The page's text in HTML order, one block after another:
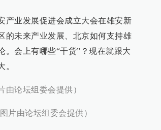
产业发展促进会成立大会在雄安新
的未来产业发展、北京如何支持雄
。会上有哪些“干货”？现在就跟大
。
论坛组委会提供）
片由论坛组委会提供）